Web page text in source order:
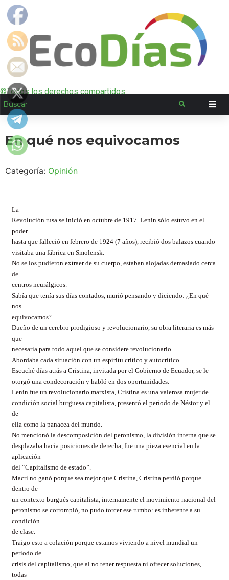
©Todos los derechos compartidos
En qué nos equivocamos
Categoría: Opinión
La
Revolución rusa se inició en octubre de 1917. Lenin sólo estuvo en el
poder
hasta que falleció en febrero de 1924 (7 años), recibió dos balazos cuando
visitaba una fábrica en Smolensk.
No se los pudieron extraer de su cuerpo, estaban alojadas demasiado cerca
de
centros neurálgicos.
Sabía que tenía sus días contados, murió pensando y diciendo: ¿En qué
nos
equivocamos?
Dueño de un cerebro prodigioso y revolucionario, su obra literaria es más
que
necesaria para todo aquel que se considere revolucionario.
Abordaba cada situación con un espíritu crítico y autocrítico.
Escuché días atrás a Cristina, invitada por el Gobierno de Ecuador, se le
otorgó una condecoración y habló en dos oportunidades.
Lenin fue un revolucionario marxista, Cristina es una valerosa mujer de
condición social burguesa capitalista, presentó el periodo de Néstor y el
de
ella como la panacea del mundo.
No mencionó la descomposición del peronismo, la división interna que se
desplazaba hacia posiciones de derecha, fue una pieza esencial en la
aplicación
del “Capitalismo de estado”.
Macri no ganó porque sea mejor que Cristina, Cristina perdió porque
dentro de
un contexto burgués capitalista, internamente el movimiento nacional del
peronismo se corrompió, no pudo torcer ese rumbo: es inherente a su
condición
de clase.
Traigo esto a colación porque estamos viviendo a nivel mundial un
periodo de
crisis del capitalismo, que al no tener respuesta ni ofrecer soluciones,
todas